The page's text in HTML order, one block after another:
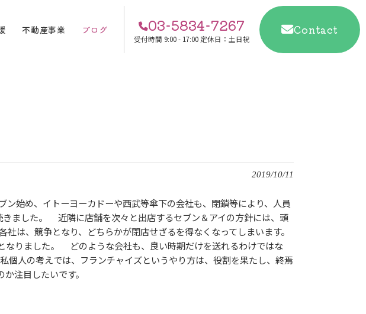
不動産事業 ブログ 03-5834-7267
受付時間 9:00 - 17:00 定休日：土日祝
Contact
2019/10/11
始め、イトーヨーカドーや西武等傘下の会社も、閉鎖等により、人員
ました。 近隣に店舗を次々と出店するセブン＆アイの方針には、頭
は、競争となり、どちらかが閉店せざるを得なくなってしまいます。
なりました。 どのような会社も、良い時期だけを送れるわけではな
人の考えでは、フランチャイズというやり方は、役割を果たし、終焉
注目したいです。